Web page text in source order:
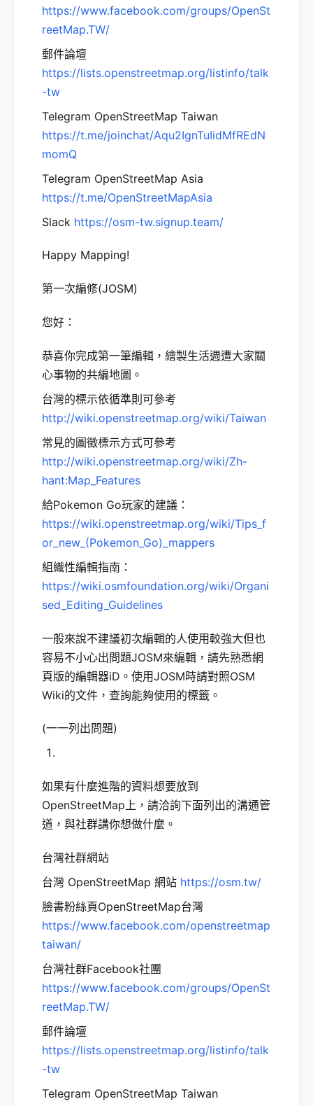
https://www.facebook.com/groups/OpenSt
reetMap.TW/
郵件論壇
https://lists.openstreetmap.org/listinfo/talk
-tw
Telegram OpenStreetMap Taiwan
https://t.me/joinchat/Aqu2IgnTuIidMfREdN
momQ
Telegram OpenStreetMap Asia
https://t.me/OpenStreetMapAsia
Slack https://osm-tw.signup.team/
Happy Mapping!
第一次編修(JOSM)
您好：
恭喜你完成第一筆編輯，繪製生活週遭大家關
心事物的共編地圖。
台灣的標示依循準則可參考
http://wiki.openstreetmap.org/wiki/Taiwan
常見的圖徵標示方式可參考
http://wiki.openstreetmap.org/wiki/Zh-
hant:Map_Features
給Pokemon Go玩家的建議：
https://wiki.openstreetmap.org/wiki/Tips_f
or_new_(Pokemon_Go)_mappers
組織性編輯指南：
https://wiki.osmfoundation.org/wiki/Organi
sed_Editing_Guidelines
一般來說不建議初次編輯的人使用較強大但也
容易不小心出問題JOSM來編輯，請先熟悉網
頁版的編輯器iD。使用JOSM時請對照OSM
Wiki的文件，查詢能夠使用的標籤。
(一一列出問題)
如果有什麼進階的資料想要放到
OpenStreetMap上，請洽詢下面列出的溝通管
道，與社群講你想做什麼。
台灣社群網站
台灣 OpenStreetMap 網站 https://osm.tw/
臉書粉絲頁OpenStreetMap台灣
https://www.facebook.com/openstreetmap
taiwan/
台灣社群Facebook社團
https://www.facebook.com/groups/OpenSt
reetMap.TW/
郵件論壇
https://lists.openstreetmap.org/listinfo/talk
-tw
Telegram OpenStreetMap Taiwan